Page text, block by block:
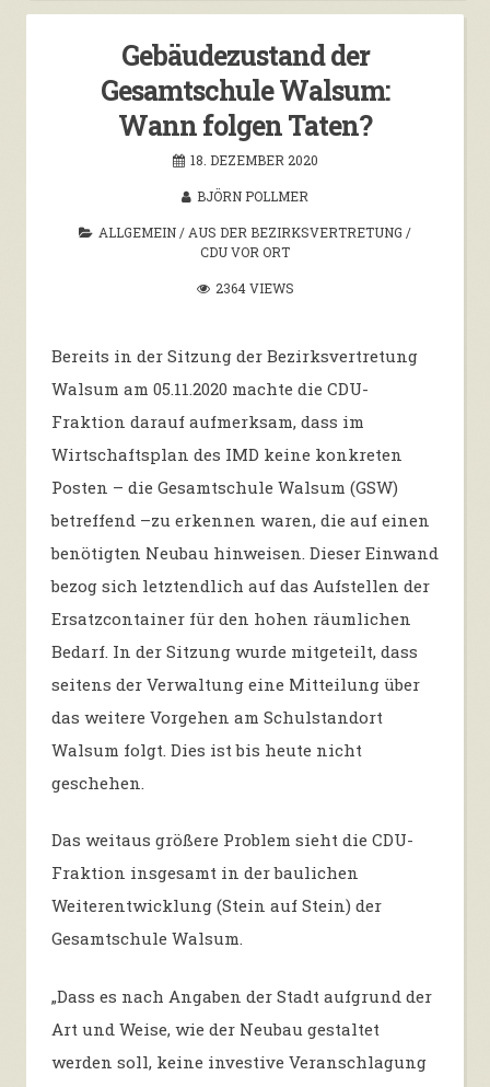
Gebäudezustand der
Gesamtschule Walsum:
Wann folgen Taten?
18. DEZEMBER 2020
BJÖRN POLLMER
ALLGEMEIN / AUS DER BEZIRKSVERTRETUNG /
CDU VOR ORT
2364 VIEWS
Bereits in der Sitzung der Bezirksvertretung
Walsum am 05.11.2020 machte die CDU-
Fraktion darauf aufmerksam, dass im
Wirtschaftsplan des IMD keine konkreten
Posten – die Gesamtschule Walsum (GSW)
betreffend –zu erkennen waren, die auf einen
benötigten Neubau hinweisen. Dieser Einwand
bezog sich letztendlich auf das Aufstellen der
Ersatzcontainer für den hohen räumlichen
Bedarf. In der Sitzung wurde mitgeteilt, dass
seitens der Verwaltung eine Mitteilung über
das weitere Vorgehen am Schulstandort
Walsum folgt. Dies ist bis heute nicht
geschehen.
Das weitaus größere Problem sieht die CDU-
Fraktion insgesamt in der baulichen
Weiterentwicklung (Stein auf Stein) der
Gesamtschule Walsum.
„Dass es nach Angaben der Stadt aufgrund der
Art und Weise, wie der Neubau gestaltet
werden soll, keine investive Veranschlagung